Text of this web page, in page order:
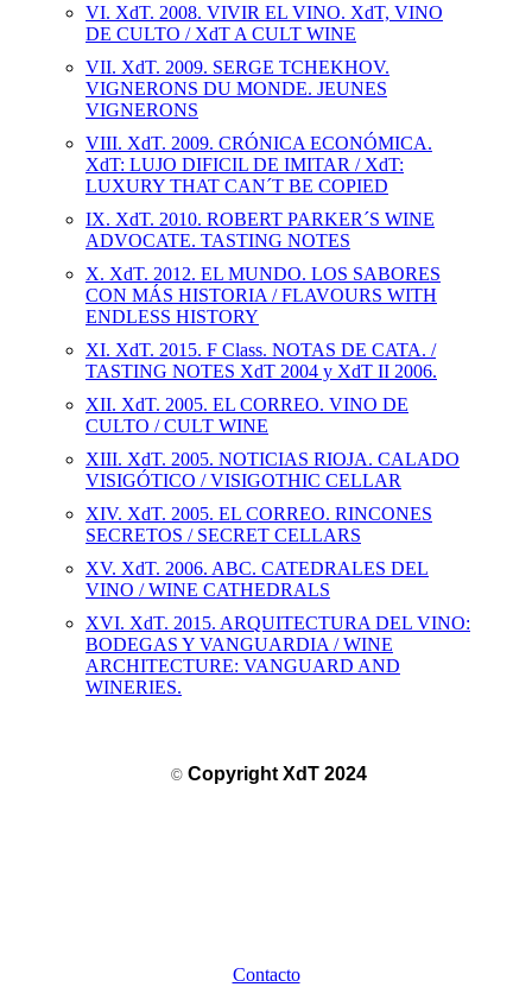
VI. XdT. 2008. VIVIR EL VINO. XdT, VINO
DE CULTO / XdT A CULT WINE
VII. XdT. 2009. SERGE TCHEKHOV.
VIGNERONS DU MONDE. JEUNES
VIGNERONS
VIII. XdT. 2009. CRÓNICA ECONÓMICA.
XdT: LUJO DIFICIL DE IMITAR / XdT:
LUXURY THAT CAN´T BE COPIED
IX. XdT. 2010. ROBERT PARKER´S WINE
ADVOCATE. TASTING NOTES
X. XdT. 2012. EL MUNDO. LOS SABORES
CON MÁS HISTORIA / FLAVOURS WITH
ENDLESS HISTORY
XI. XdT. 2015. F Class. NOTAS DE CATA. /
TASTING NOTES XdT 2004 y XdT II 2006.
XII. XdT. 2005. EL CORREO. VINO DE
CULTO / CULT WINE
XIII. XdT. 2005. NOTICIAS RIOJA. CALADO
VISIGÓTICO / VISIGOTHIC CELLAR
XIV. XdT. 2005. EL CORREO. RINCONES
SECRETOS / SECRET CELLARS
XV. XdT. 2006. ABC. CATEDRALES DEL
VINO / WINE CATHEDRALS
XVI. XdT. 2015. ARQUITECTURA DEL VINO:
BODEGAS Y VANGUARDIA / WINE
ARCHITECTURE: VANGUARD AND
WINERIES.
© Copyright XdT 2024
Contacto